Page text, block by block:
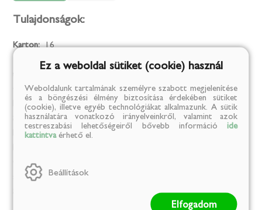
Tulajdonságok:
Karton: 16
Tárolási információk: Száraz,hűvős,kártevő mentes helyen
Gyártó neve: SC. Pityóka Gyár SRL.
Márka: Csíki Csipsz
Származási ország: Románia
Kiszerelési egység: kg
Összetevők:
szarvasgombát tartalmazó fűszerkeverék.
Ez a weboldal sütiket (cookie) használ
Weboldalunk tartalmának személyre szabott megjelenítése
és a böngészési élmény biztosítása érdekében sütiket
(cookie), illetve egyéb technológiákat alkalmazunk. A sütik
használatára vonatkozó irányelveinkről, valamint azok
testreszabási lehetőségeiről bővebb információ ide
kattintvaérhető el.
Beállítások
Elfogadom